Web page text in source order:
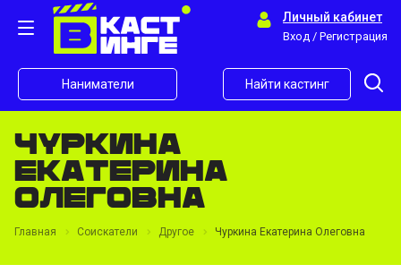
Личный кабинет
Вход / Регистрация
Наниматели Найти кастинг
Чуркина
Екатерина
Олеговна
Главная Соискатели Другое Чуркина Екатерина Олеговна